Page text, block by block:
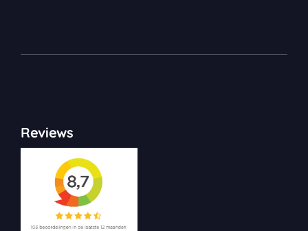
Reviews